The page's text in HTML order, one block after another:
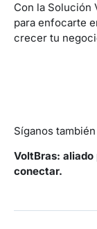
Con la Solución
para enfocarte
crecer tu
Síganos
VoltBras:
conectar.